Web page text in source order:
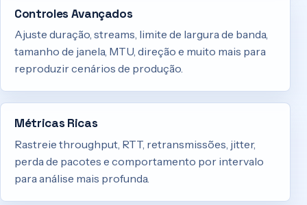
Controles Avançados
Ajuste duração, streams, limite de largura de banda,
tamanho de janela, MTU, direção e muito mais para
reproduzir cenários de produção.
Métricas Ricas
Rastreie throughput, RTT, retransmissões, jitter,
perda de pacotes e comportamento por intervalo
para análise mais profunda.